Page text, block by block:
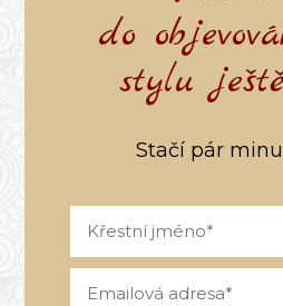
do
stylu
Stačí pár